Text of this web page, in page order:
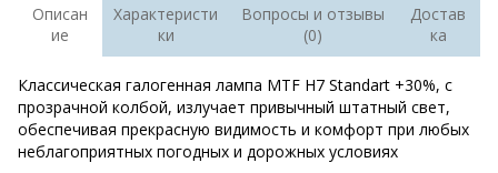
Описан
ие
Характеристи
ки
Вопросы и отзывы
(0)
Достав
ка
Классическая галогенная лампа MTF H7 Standart +30%, с
прозрачной колбой, излучает привычный штатный свет,
обеспечивая прекрасную видимость и комфорт при любых
неблагоприятных погодных и дорожных условиях